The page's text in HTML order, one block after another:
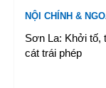
NỘI CHÍNH &
Sơn La: Khởi tố,
cát trái phép